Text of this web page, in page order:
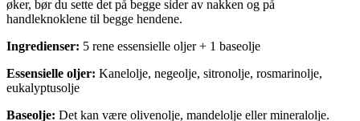
øker, bør du sette det på begge sider av nakken og på
handleknoklene til begge hendene.
Ingredienser: 5 rene essensielle oljer + 1 baseolje
Essensielle oljer: Kanelolje, negeolje, sitronolje, rosmarinolje,
eukalyptusolje
Baseolje: Det kan være olivenolje, mandelolje eller mineralolje.